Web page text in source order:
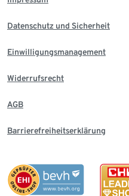
Datenschutz und Sicherheit
Einwilligungsmanagement
Widerrufsrecht
AGB
Barrierefreiheitserklärung